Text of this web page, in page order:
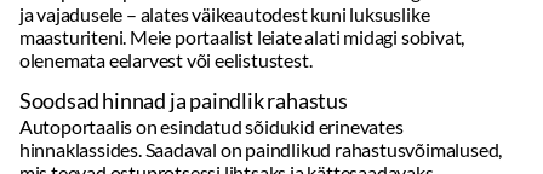
Soodsad hinnad ja paindlik rahastus
Autoportaalis on esindatud sõidukid erinevates
hinnaklassides. Saadaval on paindlikud rahastusvõimalused,
mis teevad ostuprotsessi lihtsaks ja kättesaadavaks.
Otsing mugavalt ühest kohast
Autoportaal võimaldab võrrelda erinevaid sõidukeid ühest
kohast, säästes aega ja vaeva. Kasutage filtreid, et leida kiiresti
täpselt see, mida otsite.